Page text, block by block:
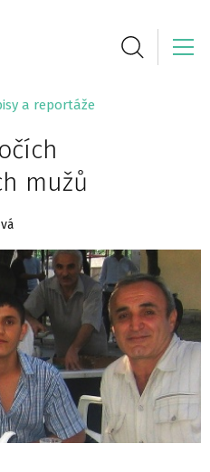
a reportáže
mužů